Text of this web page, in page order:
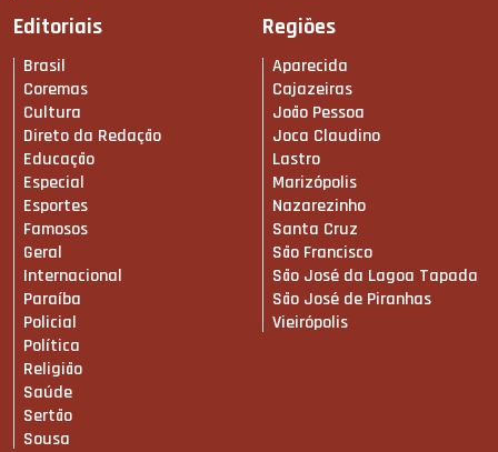
Editoriais
Brasil
Coremas
Cultura
Direto da Redação
Educação
Especial
Esportes
Famosos
Geral
Internacional
Paraíba
Policial
Política
Religião
Saúde
Sertão
Sousa
Regiões
Aparecida
Cajazeiras
João Pessoa
Joca Claudino
Lastro
Marizópolis
Nazarezinho
Santa Cruz
São Francisco
São José da Lagoa Tapada
São José de Piranhas
Vieirópolis